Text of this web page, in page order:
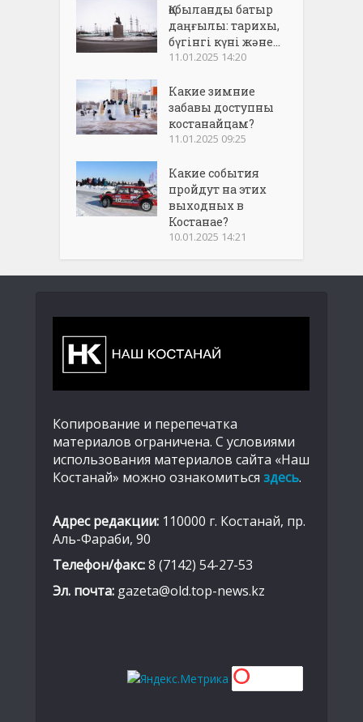
Қобыланды батыр
даңғылы: тарихы,
бүгінгі күні және...
11.01.2025 14:20
Какие зимние
забавы доступны
костанайцам?
11.01.2025 09:25
Какие события
пройдут на этих
выходных в
Костанае?
10.01.2025 14:21
Копирование и перепечатка
материалов ограничена. С условиями
использования материалов сайта «Наш
Костанай» можно ознакомиться здесь.
Адрес редакции: 110000 г. Костанай, пр.
Аль-Фараби, 90
Телефон/факс:8 (7142) 54-27-53
Эл. почта: gazeta@old.top-news.kz